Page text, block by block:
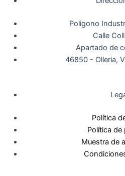
Poligono
Calle
Apartado de
46850 - Olleria,
Política
Política de
Muestra de